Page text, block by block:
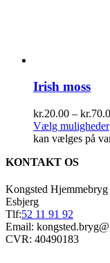
Irish moss
kr.20.00 – kr.
Vælg muligheder
kan vælges på
KONTAKT OS
Kongsted Hjemmebryg
Esbjerg
Tlf:52 11 91 92
Email:
CVR: 40490183